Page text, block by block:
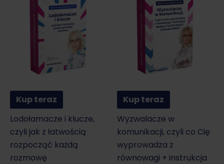
Kup teraz
Lodołamacze i klucze,
czyli jak z łatwością
rozpocząć każdą
rozmowę
Kup teraz
Wyzwalacze w
komunikacji, czyli co Cię
wyprowadza z
równowagi + instrukcja